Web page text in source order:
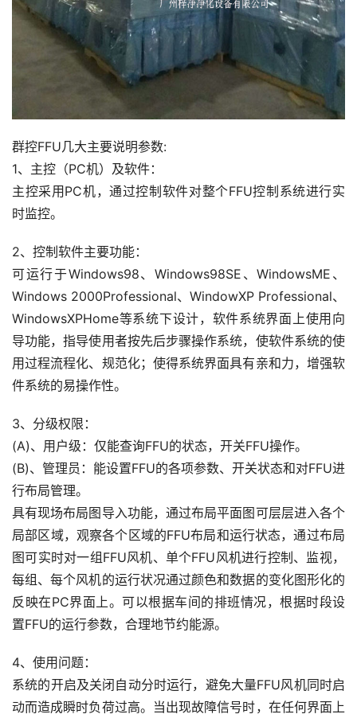
群控FFU几大主要说明参数:
1、主控（PC机）及软件：
主控采用PC机，通过控制软件对整个FFU控制系统进行实
时监控。
2、控制软件主要功能：
可运行于Windows98、Windows98SE、WindowsME、
Windows 2000Professional、WindowXP Professional、
WindowsXPHome等系统下设计，软件系统界面上使用向
导功能，指导使用者按先后步骤操作系统，使软件系统的使
用过程流程化、规范化；使得系统界面具有亲和力，增强软
件系统的易操作性。
3、分级权限：
(A)、用户级：仅能查询FFU的状态，开关FFU操作。
(B)、管理员：能设置FFU的各项参数、开关状态和对FFU进
行布局管理。
具有现场布局图导入功能，通过布局平面图可层层进入各个
局部区域，观察各个区域的FFU布局和运行状态，通过布局
图可实时对一组FFU风机、单个FFU风机进行控制、监视，
每组、每个风机的运行状况通过颜色和数据的变化图形化的
反映在PC界面上。可以根据车间的排班情况，根据时段设
置FFU的运行参数，合理地节约能源。
4、使用问题：
系统的开启及关闭自动分时运行，避免大量FFU风机同时启
动而造成瞬时负荷过高。当出现故障信号时，在任何界面上